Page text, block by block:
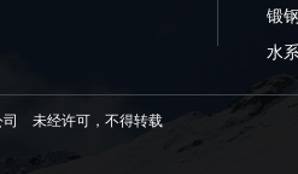
锻
水
司 未经许可，不得转载